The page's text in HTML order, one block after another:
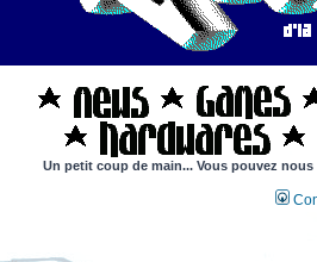
Un petit coup de main... Vous pouvez